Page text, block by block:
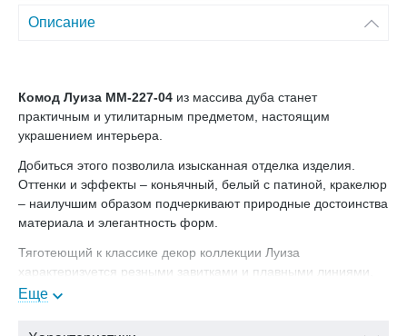
Описание
Комод Луиза ММ-227-04 из массива дуба станет
практичным и утилитарным предметом, настоящим
украшением интерьера.
Добиться этого позволила изысканная отделка изделия.
Оттенки и эффекты – коньячный, белый с патиной, кракелюр
– наилучшим образом подчеркивают природные достоинства
материала и элегантность форм.
Тяготеющий к классике декор коллекции Луиза
характеризуется резными завитками и плавными линиями,
привносящими в спальню романтическое настроение.
Еще